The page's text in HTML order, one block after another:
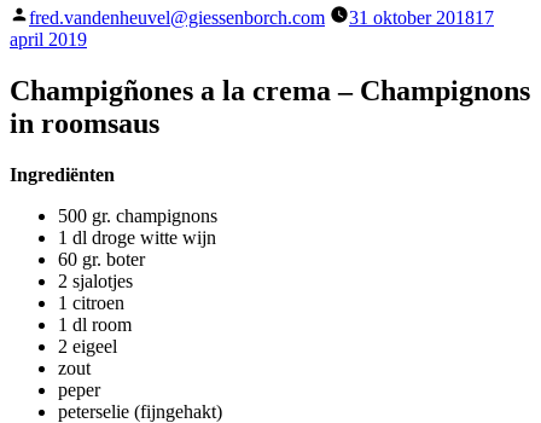
Geplaatst
door
fred.vandenheuvel@giessenborch.com 31 oktober 201817
april 2019
Champigñones a la crema – Champignons
in roomsaus
Ingrediënten
500 gr. champignons
1 dl droge witte wijn
60 gr. boter
2 sjalotjes
1 citroen
1 dl room
2 eigeel
zout
peper
peterselie (fijngehakt)